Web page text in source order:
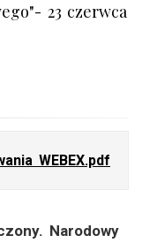
23 czerwca
WEBEX.pdf
Narodowy